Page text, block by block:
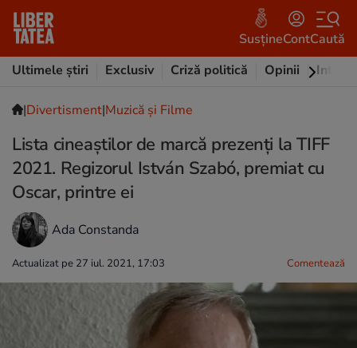
SusțineContCaută
Ultimele știri
Exclusiv Criză politică Opinii
|Divertisment|Muzică și Filme
Lista cineaștilor de marcă prezenți la TIFF
2021. Regizorul István Szabó, premiat cu
Oscar, printre ei
Ada Constanda
Actualizat pe 27 iul. 2021, 17:03 Comentează